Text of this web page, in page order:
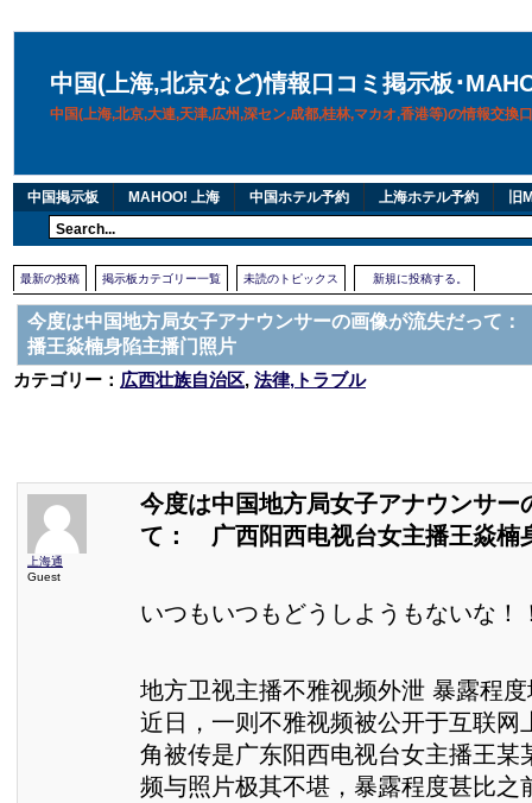
中国(上海,北京など)情報口コミ掲示板･
中国(上海,北京,大連,天津,広州,深セン,成都,桂林,マカオ,香港等)の情報交換
中国掲示板 MAHOO! 上海 中国ホテル予約 上海ホテル予約 旧
最新の投稿 掲示板カテゴリー一覧 未読のトピックス 新規に投稿する。
今度は中国地方局女子アナウンサーの画像が流失だって
播王焱楠身陷主播门照片
カテゴリー： 広西壮族自治区, 法律,トラブル
上海通
Guest
今度は中国地方局女子アナウンサー
て： 广西阳西电视台女主播王焱楠
いつもいつもどうしようもないな！
地方卫视主播不雅视频外泄 暴露程
近日，一则不雅视频被公开于互联网
角被传是广东阳西电视台女主播王某
频与照片极其不堪，暴露程度甚比之